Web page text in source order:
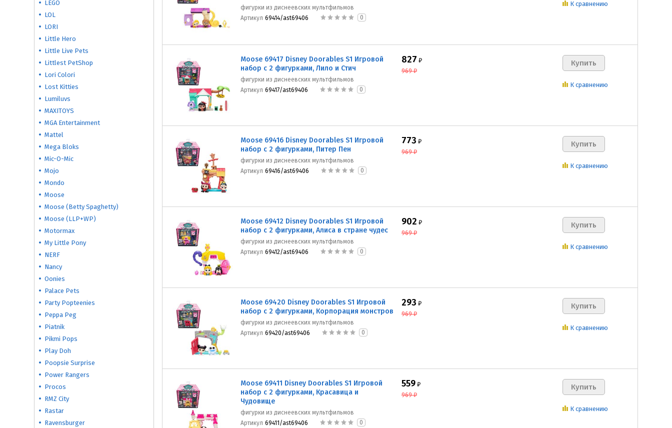
LEGO
LOL
LORI
Little Hero
Little Live Pets
Littlest PetShop
Lori Colori
Lost Kitties
Lumiluvs
MAXITOYS
MGA Entertainment
Mattel
Mega Bloks
Mic-O-Mic
Mojo
Mondo
Moose
Moose (Betty Spaghetty)
Moose (LLP+WP)
Motormax
My Little Pony
NERF
Nancy
Oonies
Palace Pets
Party Popteenies
Peppa Peg
Piatnik
Pikmi Pops
Play Doh
Poopsie Surprise
Power Rangers
Procos
RMZ City
Rastar
Ravensburger
фигурки из диснеевских мультфильмов
Артикул 69414/ast69406 0
К сравнению
Moose 69417 Disney Doorables S1 Игровой
набор с 2 фигурками, Лило и Стич
фигурки из диснеевских мультфильмов
Артикул 69417/ast69406 0
827 ₽
969 ₽
К сравнению
Moose 69416 Disney Doorables S1 Игровой
набор с 2 фигурками, Питер Пен
фигурки из диснеевских мультфильмов
Артикул 69416/ast69406 0
773 ₽
969 ₽
К сравнению
Moose 69412 Disney Doorables S1 Игровой
набор с 2 фигурками, Алиса в стране чудес
фигурки из диснеевских мультфильмов
Артикул 69412/ast69406 0
902 ₽
969 ₽
К сравнению
Moose 69420 Disney Doorables S1 Игровой
набор с 2 фигурками, Корпорация монстров
фигурки из диснеевских мультфильмов
Артикул 69420/ast69406 0
293 ₽
969 ₽
К сравнению
Moose 69411 Disney Doorables S1 Игровой
набор с 2 фигурками, Красавица и
Чудовище
фигурки из диснеевских мультфильмов
Артикул 69411/ast69406 0
559 ₽
969 ₽
К сравнению